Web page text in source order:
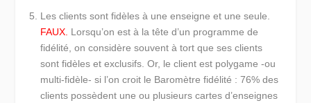
Les clients sont fidèles à une enseigne et une seule.
FAUX. Lorsqu’on est à la tête d’un programme de
fidélité, on considère souvent à tort que ses clients
sont fidèles et exclusifs. Or, le client est polygame -ou
multi-fidèle- si l’on croit le Baromètre fidélité : 76% des
clients possèdent une ou plusieurs cartes d’enseignes